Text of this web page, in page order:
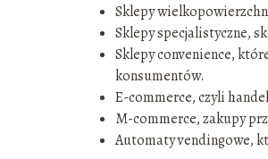
Sklepy
Sklepy specjalistyczne,
Sklepy convenience,
konsumentów.
E-commerce, czyli
M-commerce, zakupy
Automaty vendingowe,